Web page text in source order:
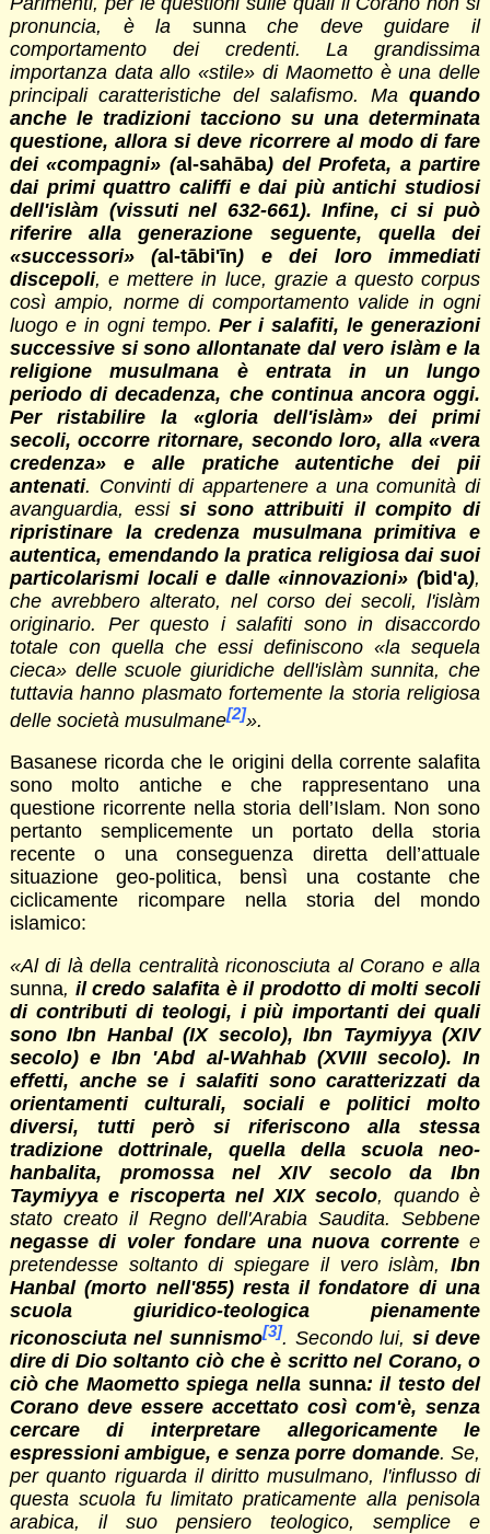
pronuncia, è la sunnache deve guidare il
comportamento dei credenti. La grandissima
importanza data allo «stile» di Maometto è una delle
principali caratteristiche del salafismo. Maquando
anche le tradizioni tacciono su una determinata
questione, allora si deve ricorrere al modo di fare
dei «compagni» (al-sahāba) del Profeta, a partire
dai primi quattro califfi e dai più antichi studiosi
dell'islàm (vissuti nel 632-661). Infine, ci si può
riferire alla generazione seguente, quella dei
«successori» (al-tābi'īn) e dei loro immediati
discepoli, e mettere in luce, grazie a questo corpus
così ampio, norme di comportamento valide in ogni
luogo e in ogni tempo.Per i salafiti, le generazioni
successive si sono allontanate dal vero islàm e la
religione musulmana è entrata in un lungo
periodo di decadenza, che continua ancora oggi.
Per ristabilire la «gloria dell'islàm» dei primi
secoli, occorre ritornare, secondo loro, alla «vera
credenza» e alle pratiche autentiche dei pii
antenati. Convinti di appartenere a una comunità di
avanguardia, essisi sono attribuiti il compito di
ripristinare la credenza musulmana primitiva e
autentica, emendando la pratica religiosa dai suoi
particolarismi locali e dalle «innovazioni» (bid'a),
che avrebbero alterato, nel corso dei secoli, l'islàm
originario. Per questo i salafiti sono in disaccordo
totale con quella che essi definiscono «la sequela
cieca» delle scuole giuridiche dell'islàm sunnita, che
tuttavia hanno plasmato fortemente la storia religiosa
delle società musulmane[2]».
Basanese ricorda che le origini della corrente salafita
sono molto antiche e che rappresentano una
questione ricorrente nella storia dell’Islam. Non sono
pertanto semplicemente un portato della storia
recente o una conseguenza diretta dell’attuale
situazione geo-politica, bensì una costante che
ciclicamente ricompare nella storia del mondo
islamico:
«Al di là della centralità riconosciuta al Corano e alla
sunna, il credo salafita è il prodotto di molti secoli
di contributi di teologi, i più importanti dei quali
sono Ibn Hanbal (IX secolo), Ibn Taymiyya (XIV
secolo) e Ibn 'Abd al-Wahhab (XVIII secolo). In
effetti, anche se i salafiti sono caratterizzati da
orientamenti culturali, sociali e politici molto
diversi, tutti però si riferiscono alla stessa
tradizione dottrinale, quella della scuola neo-
hanbalita, promossa nel XIV secolo da Ibn
Taymiyya e riscoperta nel XIX secolo, quando è
stato creato il Regno dell'Arabia Saudita. Sebbene
negasse di voler fondare una nuova correntee
pretendesse soltanto di spiegare il vero islàm,Ibn
Hanbal (morto nell'855) resta il fondatore di una
scuola giuridico-teologica pienamente
riconosciuta nel sunnismo[3]. Secondo lui, si deve
dire di Dio soltanto ciò che è scritto nel Corano, o
ciò che Maometto spiega nella sunna: il testo del
Corano deve essere accettato così com'è, senza
cercare di interpretare allegoricamente le
espressioni ambigue, e senza porre domande. Se,
per quanto riguarda il diritto musulmano, l'influsso di
questa scuola fu limitato praticamente alla penisola
arabica, il suo pensiero teologico, semplice e